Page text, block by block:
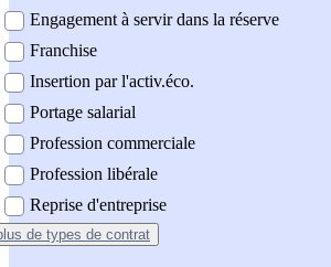
Engagement à servir dans la réserve
Franchise
Insertion par l'activ.éco.
Portage salarial
Profession commerciale
Profession libérale
Reprise d'entreprise
de types de contrat